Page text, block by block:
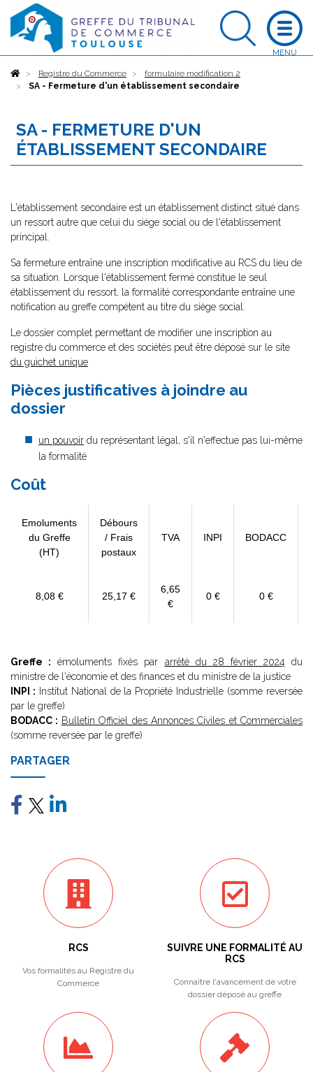
AccueilRegistre du Commerce
formulaire modification 2
SA - Fermeture d'un établissement secondaire
SA - FERMETURE D'UN
ÉTABLISSEMENT SECONDAIRE
L'établissement secondaire est un établissement distinct situé dans
un ressort autre que celui du siège social ou de l'établissement
principal.
Sa fermeture entraîne une inscription modificative au RCS du lieu de
sa situation. Lorsque l'établissement fermé constitue le seul
établissement du ressort, la formalité correspondante entraîne une
notification au greffe compétent au titre du siège social.
Le dossier complet permettant de modifier une inscription au
registre du commerce et des sociétés peut être déposé sur le site
du guichet unique
Pièces justificatives à joindre au
dossier
un pouvoir du représentant légal, s'il n'effectue pas lui-même
la formalité
Coût
Emoluments
du Greffe
(HT)
Débours
/ Frais
postaux
TVA INPI BODACC
8,08 € 25,17 €
6,65
€
0 € 0 €
Greffe : émoluments fixés par arrêté du 28 février 2024 du
ministre de l'économie et des finances et du ministre de la justice
INPI : Institut National de la Propriété Industrielle (somme reversée
par le greffe)
BODACC : Bulletin Officiel des Annonces Civiles et Commerciales
(somme reversée par le greffe)
PARTAGER
RCS
Vos formalités au Registre du
Commerce
SUIVRE UNE FORMALITÉ AU
RCS
Connaître l'avancement de votre
dossier déposé au greffe